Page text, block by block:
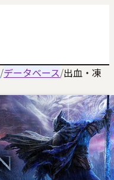
/データベース/出血・凍